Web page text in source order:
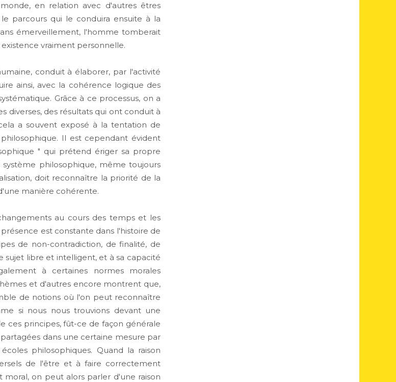
en relation avec d'autres êtres
parcours qui le conduira ensuite à la
émerveillement, l'homme tomberait
vraiment personnelle.
conduit à élaborer, par l'activité
ainsi, avec la cohérence logique des
Grâce à ce processus, on a
diverses, des résultats qui ont conduit à
a souvent exposé à la tentation de
Il est cependant évident
" qui prétend ériger sa propre
philosophique, même toujours
doit reconnaître la priorité de la
manière cohérente.
au cours des temps et les
est constante dans l'histoire de
de non-contradiction, de finalité, de
libre et intelligent, et à sa capacité
à certaines normes morales
et d'autres encore montrent que,
de notions où l'on peut reconnaître
si nous nous trouvions devant une
ces principes, fût-ce de façon générale
dans une certaine mesure par
philosophiques. Quand la raison
de l'être et à faire correctement
on peut alors parler d'une raison